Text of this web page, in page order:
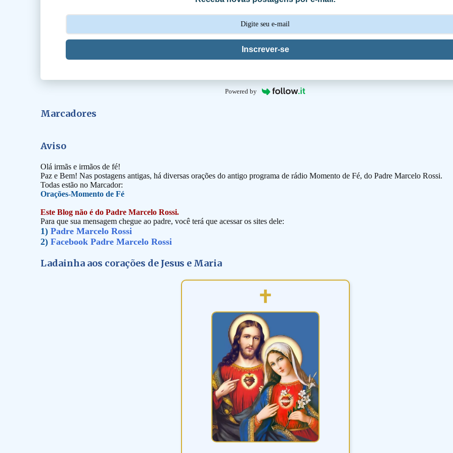
Inscrever-se
Powered by
Marcadores
Aviso
Olá irmãs e irmãos de fé!
Paz e Bem! Nas postagens antigas, há diversas orações do antigo programa de rádio Momento de Fé, do Padre Marcelo Rossi.
Todas estão no Marcador:
Orações-Momento de Fé
Este Blog não é do Padre Marcelo Rossi.
Para que sua mensagem chegue ao padre, você terá que acessar os sites dele:
1) Padre Marcelo Rossi
2) Facebook Padre Marcelo Rossi
Ladainha aos corações de Jesus e Maria